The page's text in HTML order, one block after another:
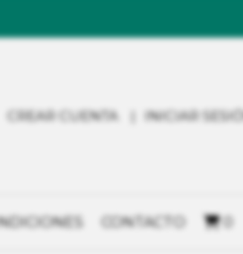
CREAR CUENTA INICIAR
CONTACTO